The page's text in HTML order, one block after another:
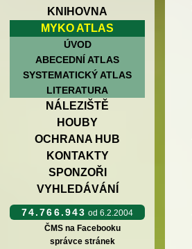
KNIHOVNA
MYKO ATLAS
ÚVOD
ABECEDNÍ ATLAS
SYSTEMATICKÝ ATLAS
LITERATURA
NÁLEZIŠTĚ
HOUBY
OCHRANA HUB
KONTAKTY
SPONZOŘI
VYHLEDÁVÁNÍ
74.766.943 od 6.2.2004
ČMS na Facebooku
správce stránek